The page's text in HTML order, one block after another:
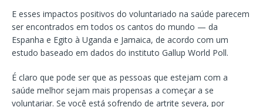
E esses impactos positivos do voluntariado na saúde parecem
ser encontrados em todos os cantos do mundo — da
Espanha e Egito à Uganda e Jamaica, de acordo com um
estudo baseado em dados do instituto Gallup World Poll.
É claro que pode ser que as pessoas que estejam com a
saúde melhor sejam mais propensas a começar a se
voluntariar. Se você está sofrendo de artrite severa, por